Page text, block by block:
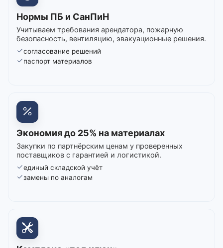
Нормы ПБ и СанПиН
Учитываем требования арендатора, пожарную
безопасность, вентиляцию, эвакуационные решения.
согласование решений
паспорт материалов
Экономия до 25% на материалах
Закупки по партнёрским ценам у проверенных
поставщиков с гарантией и логистикой.
единый складской учёт
замены по аналогам